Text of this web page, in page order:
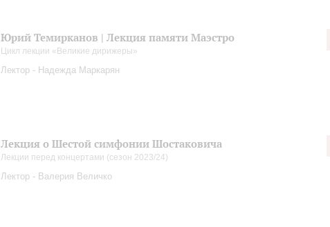
Юрий Темирканов | Лекция памяти Маэстро
Цикл лекции «Великие дирижеры»
Лектор - Надежда Маркарян
Лекция о Шестой симфонии Шостаковича
Лекции перед концертами (сезон 2023/24)
Лектор - Валерия Величко